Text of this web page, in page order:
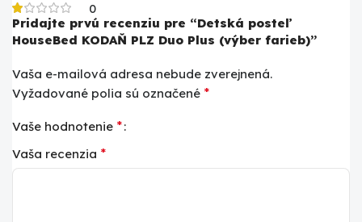
0
Pridajte prvú recenziu pre “Detská posteľ
HouseBed KODAŇ PLZ Duo Plus (výber farieb)”
Vaša e-mailová adresa nebude zverejnená.
Vyžadované polia sú označené *
Vaše hodnotenie *
Vaša recenzia *